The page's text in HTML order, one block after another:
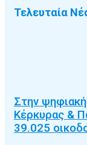
Τελευταία
Στην
Κέρκυρας &
39.025